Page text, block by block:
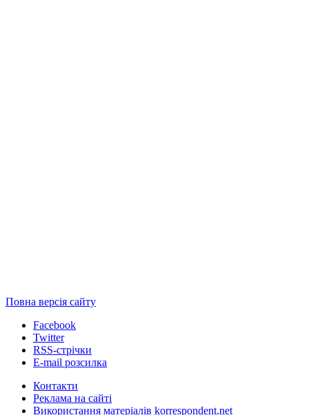
Повна версія сайту
Facebook
Twitter
RSS-стрічки
E-mail розсилка
Контакти
Реклама на сайті
Використання матеріалів korrespondent.net